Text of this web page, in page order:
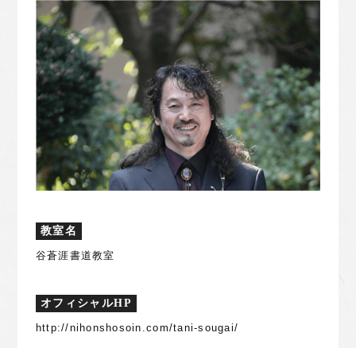
教室名
谷蒼涯書道教室
オフィシャルHP
http://nihonshosoin.com/tani-sougai/